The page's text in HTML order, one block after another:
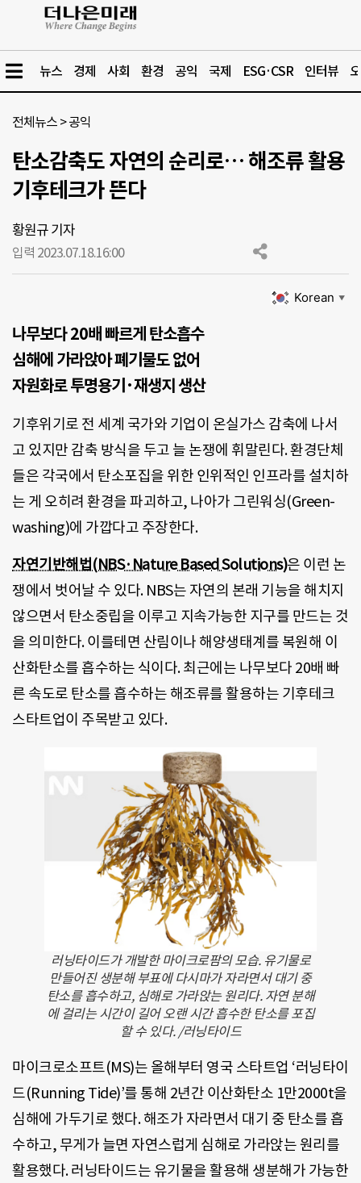
뉴스 경제 사회 환경 공익 국제 ESG·CSR 인터뷰
전체뉴스 >공익
탄소감축도 자연의 순리로… 해조류 활용
기후테크가 뜬다
황원규 기자
입력 2023.07.18.16:00
Korean ▼
나무보다 20배 빠르게 탄소흡수
심해에 가라앉아 폐기물도 없어
자원화로 투명용기·재생지 생산
기후위기로 전 세계 국가와 기업이 온실가스 감축에 나서
고 있지만 감축 방식을 두고 늘 논쟁에 휘말린다. 환경단체
들은 각국에서 탄소포집을 위한 인위적인 인프라를 설치하
는 게 오히려 환경을 파괴하고, 나아가 그린워싱(Green-
washing)에 가깝다고 주장한다.
자연기반해법(NBS·Nature Based Solutions)은 이런 논
쟁에서 벗어날 수 있다. NBS는 자연의 본래 기능을 해치지
않으면서 탄소중립을 이루고 지속가능한 지구를 만드는 것
을 의미한다. 이를테면 산림이나 해양생태계를 복원해 이
산화탄소를 흡수하는 식이다. 최근에는 나무보다 20배 빠
른 속도로 탄소를 흡수하는 해조류를 활용하는 기후테크
스타트업이 주목받고 있다.
러닝타이드가 개발한 마이크로팜의 모습. 유기물로
만들어진 생분해 부표에 다시마가 자라면서 대기 중
탄소를 흡수하고, 심해로 가라앉는 원리다. 자연 분해
에 걸리는 시간이 길어 오랜 시간 흡수한 탄소를 포집
할 수 있다. /러닝타이드
마이크로소프트(MS)는 올해부터 영국 스타트업 ‘러닝타이
드(Running Tide)’를 통해 2년간 이산화탄소 1만2000t을
심해에 가두기로 했다. 해조가 자라면서 대기 중 탄소를 흡
수하고, 무게가 늘면 자연스럽게 심해로 가라앉는 원리를
활용했다. 러닝타이드는 유기물을 활용해 생분해가 가능한